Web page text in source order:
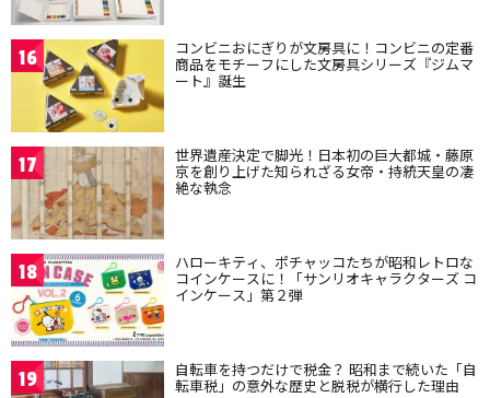
16 コンビニおにぎりが文房具に！コンビニの定番
商品をモチーフにした文房具シリーズ『ジムマ
ート』誕生
17 世界遺産決定で脚光！日本初の巨大都城・藤原
京を創り上げた知られざる女帝・持統天皇の凄
絶な執念
18 ハローキティ、ポチャッコたちが昭和レトロな
コインケースに！「サンリオキャラクターズ コ
インケース」第２弾
19 自転車を持つだけで税金？ 昭和まで続いた「自
転車税」の意外な歴史と脱税が横行した理由